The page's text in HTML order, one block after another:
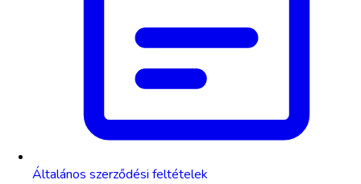
Általános szerződési feltételek